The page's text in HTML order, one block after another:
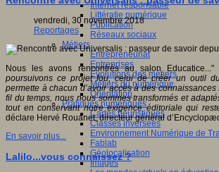
Internet responsable
Littératie numérique
Publication
Réseaux sociaux
Métiers
Entrepreneuriat
Entreprises
Evolutions des métiers
Métiers du numérique
Orientation
Pratiques numériques
Cartes heuristiques
Classes inversées
Environnement Numérique de
Fablab
Géolocalisation
Images
vendredi, 30 novembre 2018
Reportages
Nous les avons rencontrés au salon Educatice..."
poursuivons ce projet fou, celui de créer un outil
permette à chacun d’avoir accès à des
fil du temps, nous nous sommes transformés et
tout en conservant notre exigence éditoriale qui
déclare Hervé Rouanet, directeur général
En savoir plus...
Lalilo...vous connaissez ?